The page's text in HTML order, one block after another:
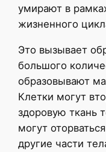
умирают в
жизненного
Это вызывает
большого
образовывают
Клетки могут
здоровую ткань
могут
другие части